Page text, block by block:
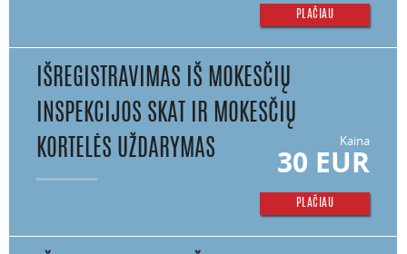
PLAČIAU
IŠREGISTRAVIMAS IŠ MOKESČIŲ
INSPEKCIJOS SKAT IR MOKESČIŲ
KORTELĖS UŽDARYMAS
PLAČIAU
Kaina
30 EUR